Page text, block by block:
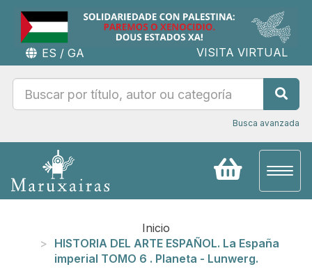
ES / GA VISITA VIRTUAL
Busca avanzada
Inicio
HISTORIA DEL ARTE ESPAÑOL. La España
imperial TOMO 6 . Planeta - Lunwerg.